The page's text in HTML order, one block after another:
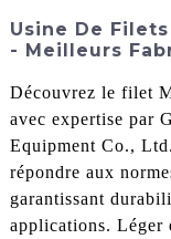
Usine De
- Meilleurs
Découvrez le filet
avec expertise par
Equipment Co.,
répondre aux
garantissant
applications. Léger